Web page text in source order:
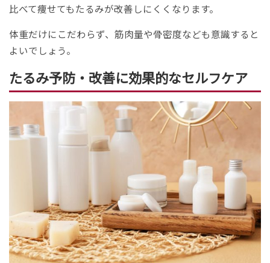
比べて痩せてもたるみが改善しにくくなります。
体重だけにこだわらず、筋肉量や骨密度なども意識すると
よいでしょう。
たるみ予防・改善に効果的なセルフケア